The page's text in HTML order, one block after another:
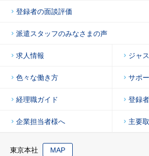
登録者の面談評価
派遣スタッフのみなさまの声
求人情報 ジャ
色々な働き方 サポ
経理職ガイド 登録
企業担当者様へ 主要
東京本社 MAP